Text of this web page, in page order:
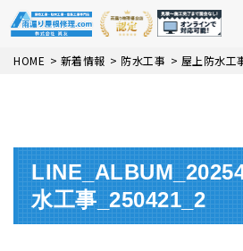
SkipHOME > 新着情報 > 防水工事 > 屋上防水
水工事_250421_2